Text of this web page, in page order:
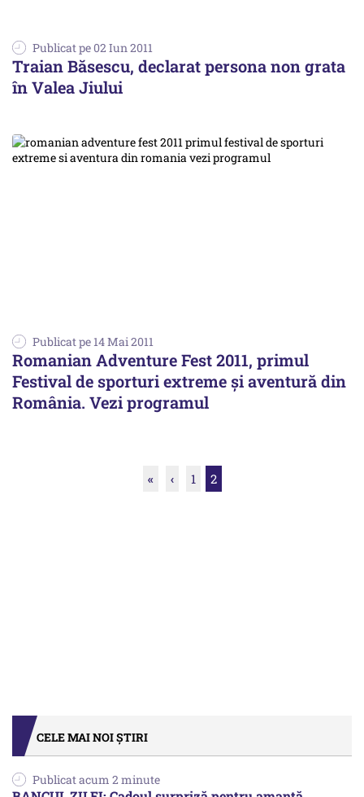
Publicat pe 02 Iun 2011
Traian Băsescu, declarat persona non grata
în Valea Jiului
Publicat pe 14 Mai 2011
Romanian Adventure Fest 2011, primul
Festival de sporturi extreme şi aventură din
România. Vezi programul
« ‹ 1 2
CELE MAI NOI ȘTIRI
Publicat acum 2 minute